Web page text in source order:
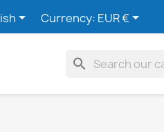
 Currency: EUR €
search